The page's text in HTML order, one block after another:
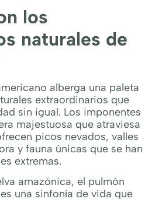
los
naturales de
alberga una paleta
extraordinarios que
sin igual. Los imponentes
majestuosa que atraviesa
picos nevados, valles
y fauna únicas que se han
extremas.
amazónica, el pulmón
una sinfonía de vida que